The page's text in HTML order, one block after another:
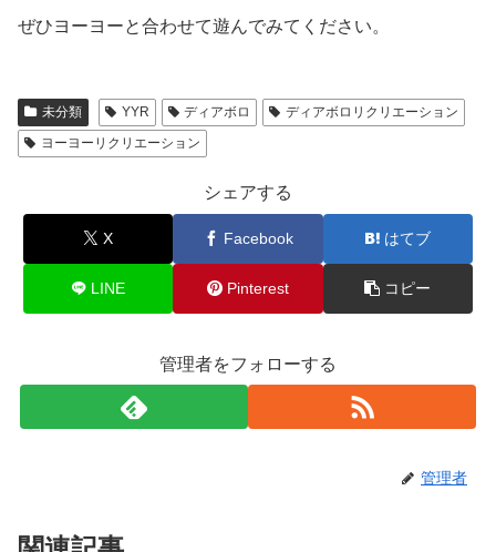
ぜひヨーヨーと合わせて遊んでみてください。
未分類 YYR ディアボロ
ディアボロリクリエーション
ヨーヨーリクリエーション
シェアする
X Facebook はてブ
LINE Pinterest コピー
管理者をフォローする
管理者